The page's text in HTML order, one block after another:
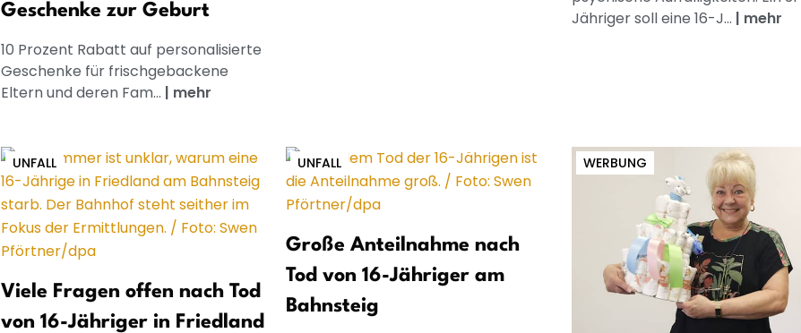
Geschenke zur Geburt
10 Prozent Rabatt auf personalisierte
Geschenke für frischgebackene
Eltern und deren Fam... | mehr
Jähriger soll eine 16-J... | mehr
UNFALL
Viele Fragen offen nach Tod
von 16-Jähriger in Friedland
UNFALL
Große Anteilnahme nach
Tod von 16-Jähriger am
Bahnsteig
WERBUNG